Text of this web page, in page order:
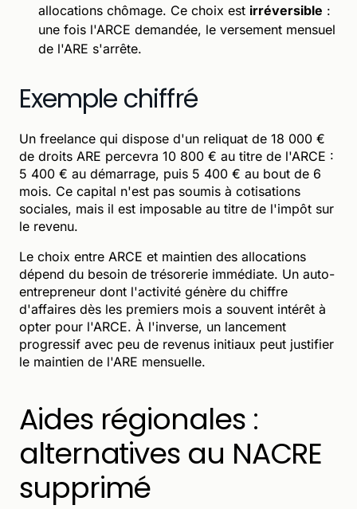
allocations chômage. Ce choix est irréversible :
une fois l'ARCE demandée, le versement mensuel
de l'ARE s'arrête.
Exemple chiffré
Un freelance qui dispose d'un reliquat de 18 000 €
de droits ARE percevra 10 800 € au titre de l'ARCE :
5 400 € au démarrage, puis 5 400 € au bout de 6
mois. Ce capital n'est pas soumis à cotisations
sociales, mais il est imposable au titre de l'impôt sur
le revenu.
Le choix entre ARCE et maintien des allocations
dépend du besoin de trésorerie immédiate. Un auto-
entrepreneur dont l'activité génère du chiffre
d'affaires dès les premiers mois a souvent intérêt à
opter pour l'ARCE. À l'inverse, un lancement
progressif avec peu de revenus initiaux peut justifier
le maintien de l'ARE mensuelle.
Aides régionales :
alternatives au NACRE
supprimé